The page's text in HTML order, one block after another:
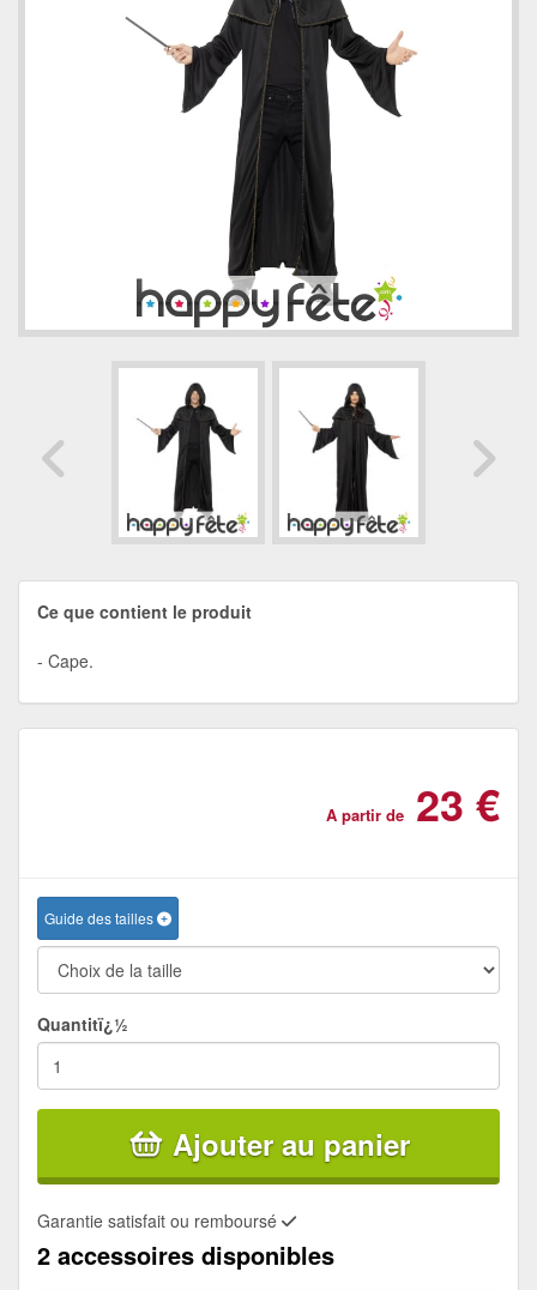
Ce que contient le produit
Cape.
A partir de 23 €
Guide des tailles
Quantitï¿½
Ajouter au panier
Garantie satisfait ou remboursé
2 accessoires disponibles